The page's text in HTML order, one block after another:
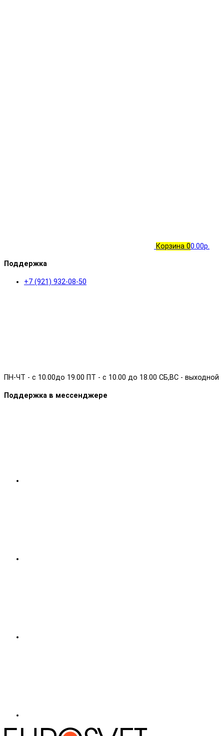
Корзина 00.00р.
Поддержка
+7 (921) 932-08-50
ПН-ЧТ - с 10.00до 19.00 ПТ - с 10.00 до 18.00 СБ,ВС - выходной
Поддержка в мессенджере